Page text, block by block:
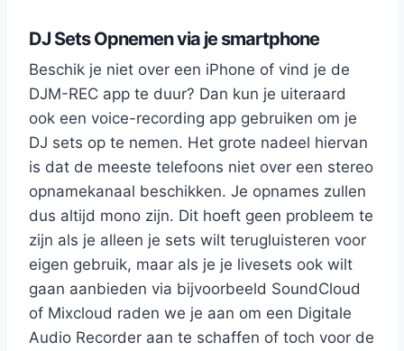
DJ Sets Opnemen via je smartphone
Beschik je niet over een iPhone of vind je de
DJM-REC app te duur? Dan kun je uiteraard
ook een voice-recording app gebruiken om je
DJ sets op te nemen. Het grote nadeel hiervan
is dat de meeste telefoons niet over een stereo
opnamekanaal beschikken. Je opnames zullen
dus altijd mono zijn. Dit hoeft geen probleem te
zijn als je alleen je sets wilt terugluisteren voor
eigen gebruik, maar als je je livesets ook wilt
gaan aanbieden via bijvoorbeeld SoundCloud
of Mixcloud raden we je aan om een Digitale
Audio Recorder aan te schaffen of toch voor de